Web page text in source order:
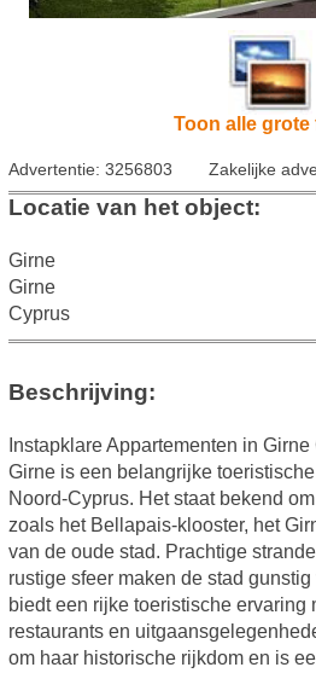
Toon alle
Advertentie: 3256803 Zakelijke
Locatie van het object:
Girne
Girne
Cyprus
Beschrijving:
Instapklare Appartementen in
Girne is een belangrijke
Noord-Cyprus. Het staat bekend
zoals het Bellapais-klooster, het
van de oude stad. Prachtige
rustige sfeer maken de stad
biedt een rijke toeristische ervaring
restaurants en
om haar historische rijkdom en is